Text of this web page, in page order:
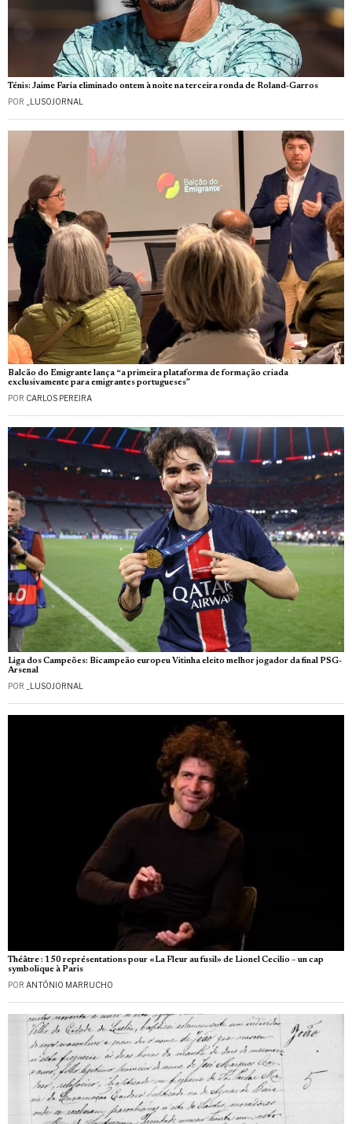
Ténis: Jaime Faria eliminado ontem à noite na terceira ronda de Roland-Garros
POR _LUSOJORNAL
Balcão do Emigrante lança “a primeira plataforma de formação criada
exclusivamente para emigrantes portugueses”
POR CARLOS PEREIRA
Liga dos Campeões: Bicampeão europeu Vitinha eleito melhor jogador da final PSG-
Arsenal
POR _LUSOJORNAL
Théâtre : 150 représentations pour «La Fleur au fusil» de Lionel Cecilio – un cap
symbolique à Paris
POR ANTÓNIO MARRUCHO